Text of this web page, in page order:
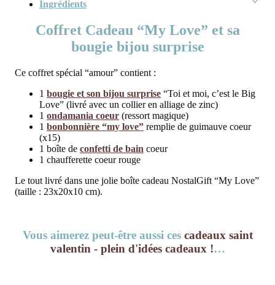
Ingrédients
Coffret Cadeau “My Love” et sa
bougie bijou surprise
Ce coffret spécial “amour” contient :
1 bougie et son bijou surprise “Toi et moi, c’est le Big
Love” (livré avec un collier en alliage de zinc)
1 ondamania coeur (ressort magique)
1 bonbonnière “my love” remplie de guimauve coeur
(x15)
1 boîte de confetti de bain coeur
1 chaufferette coeur rouge
Le tout livré dans une jolie boîte cadeau NostalGift “My Love”
(taille : 23x20x10 cm).
Vous aimerez peut-être aussi ces cadeaux saint
valentin - plein d'idées cadeaux !…